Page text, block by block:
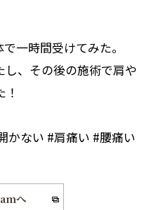
一時間受けてみた。
、その後の施術で肩や
かない #肩痛い #腰痛い
へ